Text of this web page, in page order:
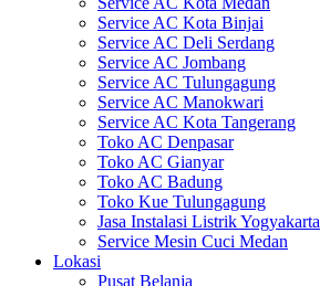
Service AC Kota Binjai
Service AC Deli Serdang
Service AC Jombang
Service AC Tulungagung
Service AC Manokwari
Service AC Kota Tangerang
Toko AC Denpasar
Toko AC Gianyar
Toko AC Badung
Toko Kue Tulungagung
Jasa Instalasi Listrik Yogyakarta
Service Mesin Cuci Medan
Lokasi
Pusat Belanja